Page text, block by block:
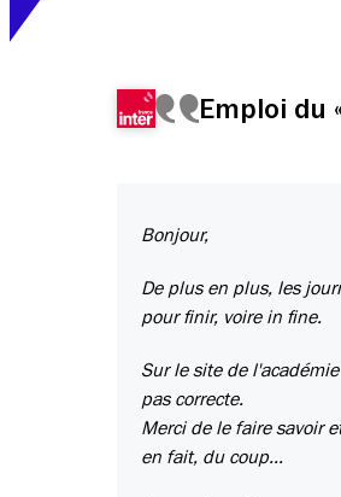
Emploi du
Bonjour,
De plus en plus, les
pour finir, voire in fine.
Sur le site de
pas correcte.
Merci de le faire savoir
en fait, du coup...